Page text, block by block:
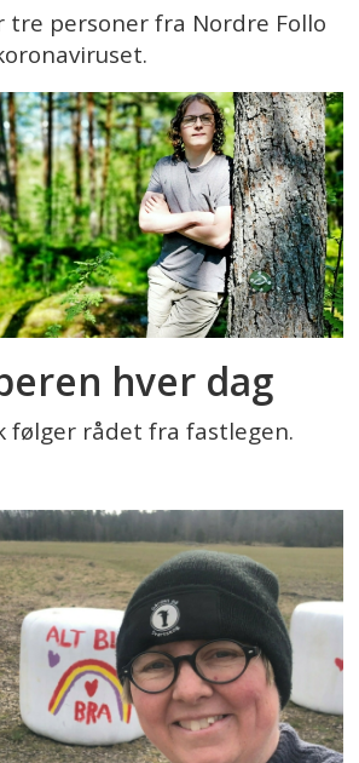
tre personer fra Nordre Follo
hver dag
følger rådet fra fastlegen.